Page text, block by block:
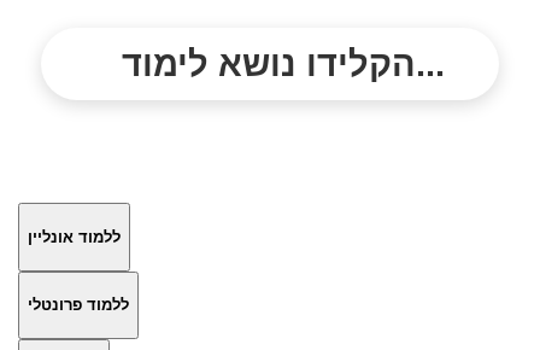
הקלידו נושא לימוד...
ללמוד אונליין
ללמוד פרונטלי